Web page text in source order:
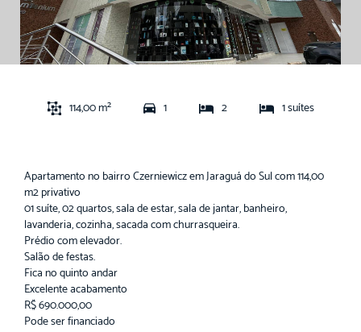
114,00 m² 1 2 1 suítes
Apartamento no bairro Czerniewicz em Jaraguá do Sul com 114,00
m2 privativo
01 suíte, 02 quartos, sala de estar, sala de jantar, banheiro,
lavanderia, cozinha, sacada com churrasqueira.
Prédio com elevador.
Salão de festas.
Fica no quinto andar
Excelente acabamento
R$ 690.000,00
Pode ser financiado